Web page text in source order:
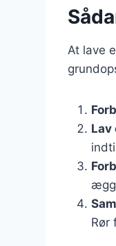
At lave
Lav
Rør